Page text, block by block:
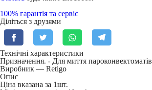
100% гарантія та сервіс
Діліться з друзями
Технічні характеристики
Призначення. - Для миття пароконвектоматів
Виробник — Retigo
Опис
Ціна вказана за 1шт.